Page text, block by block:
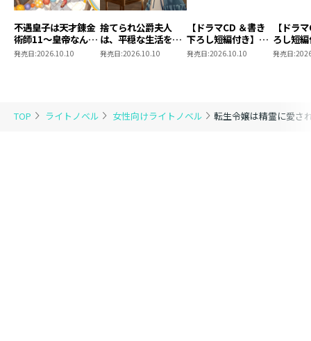
TOP ライトノベル 女性向けライトノベル 転生令嬢は精霊に愛さ
不遇皇子は天才錬金
術師11～皇帝なんて
柄じゃないので弟妹
発売日:2026.10.10
捨てられ公爵夫人
は、平穏な生活をお
望みのようです5
発売日:2026.10.10
【ドラマCD ＆書き
下ろし短編付き】捨
てられ公爵夫人は、
発売日:2026.10.10
【ドラ
ろし短
られ公
発売日: